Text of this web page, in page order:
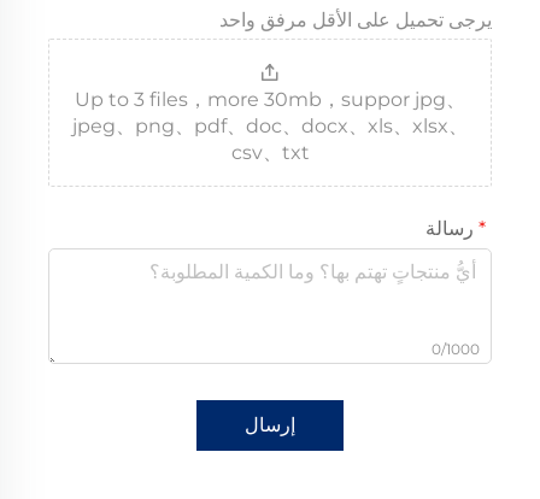
يرجى تحميل على الأقل مرفق واحد
Up to 3 files，more 30mb，suppor jpg、
jpeg、png、pdf、doc、docx、xls、xlsx、
csv、txt
رسالة
0/1000
إرسال